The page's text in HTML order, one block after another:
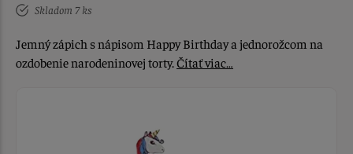
Skladom 7 ks
Jemný zápich s nápisom Happy Birthday a jednorožcom na
ozdobenie narodeninovej torty.Čítať viac…